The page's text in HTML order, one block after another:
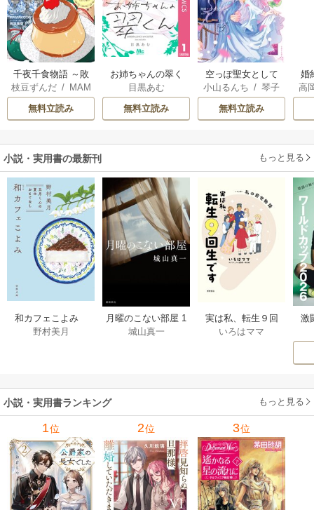
千夜千食物語 ～敗
国の姫ですが氷の
皇子殿下がどうも
溺愛してくれてい
枝豆ずんだ/ MAM
AKOTO / 鴉羽凛燈
無料立読み
お姉ちゃんの翠く
ん
目黒あむ
無料立読み
空っぽ聖女として
捨てられたはず
が、嫁ぎ先の皇帝
陛下に溺愛されて
小山るんち /琴子
無料立読み
婚
っ
高
小説・実用書の最新刊 もっと見る
和カフェこよみ
五月くんの夏のお
野村美月
月曜のこない部屋 1
巻
城山真一
実は私、転生９回
生です マンガ
いろはママ
激
小説・実用書ランキング もっと見る
1位 2位 3位